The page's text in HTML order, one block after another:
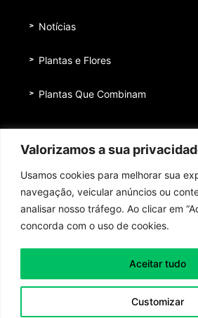
Valorizamos a sua
Usamos cookies para melhorar sua
navegação, veicular anúncios ou
analisar nosso tráfego. Ao clicar em
concorda com o uso de cookies.
Customizar
Aceitar tudo
Notícias
Plantas e Flores
Plantas Que Combinam
Quem nos patrocina
Contato
Toda honra e toda glória ao